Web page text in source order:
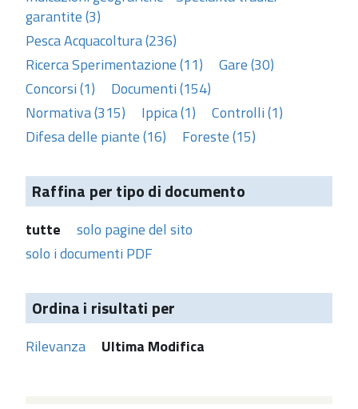
garantite (3)
Pesca Acquacoltura (236)
Ricerca Sperimentazione (11)
Gare (30)
Concorsi (1)
Documenti (154)
Normativa (315)
Ippica (1)
Controlli (1)
Difesa delle piante (16)
Foreste (15)
Raffina per tipo di documento
tutte
solo pagine del sito
solo i documenti PDF
Ordina i risultati per
Rilevanza Ultima Modifica